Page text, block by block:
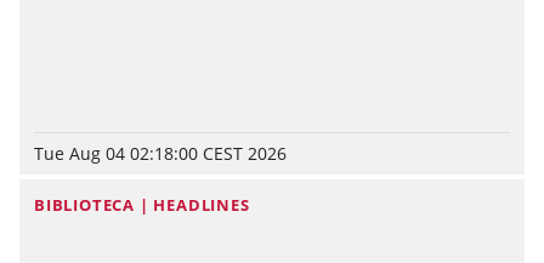
Tue Aug 04 02:18:00 CEST 2026
BIBLIOTECA | HEADLINES